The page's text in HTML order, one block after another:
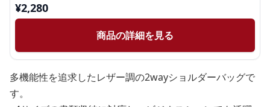
¥2,280
商品の詳細を見る
多機能性を追求したレザー調の2wayショルダーバッグで
す。